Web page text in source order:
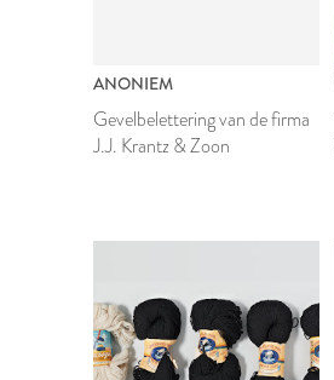
ANONIEM
Gevelbelettering van de firma
J.J. Krantz & Zoon